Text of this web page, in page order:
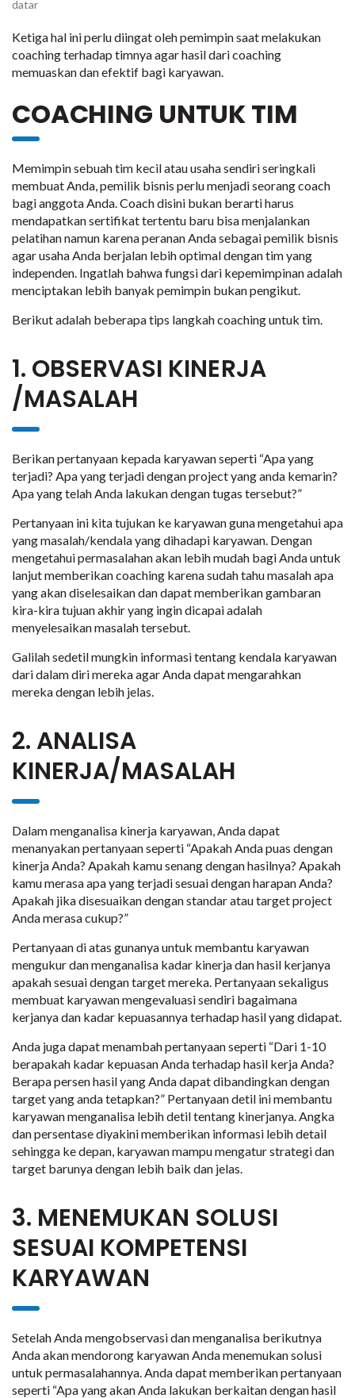
datar
Ketiga hal ini perlu diingat oleh pemimpin saat melakukan
coaching terhadap timnya agar hasil dari coaching
memuaskan dan efektif bagi karyawan.
COACHING UNTUK TIM
Memimpin sebuah tim kecil atau usaha sendiri seringkali
membuat Anda, pemilik bisnis perlu menjadi seorang coach
bagi anggota Anda. Coach disini bukan berarti harus
mendapatkan sertifikat tertentu baru bisa menjalankan
pelatihan namun karena peranan Anda sebagai pemilik bisnis
agar usaha Anda berjalan lebih optimal dengan tim yang
independen. Ingatlah bahwa fungsi dari kepemimpinan adalah
menciptakan lebih banyak pemimpin bukan pengikut.
Berikut adalah beberapa tips langkah coaching untuk tim.
1. OBSERVASI KINERJA
/MASALAH
Berikan pertanyaan kepada karyawan seperti “Apa yang
terjadi? Apa yang terjadi dengan project yang anda kemarin?
Apa yang telah Anda lakukan dengan tugas tersebut?”
Pertanyaan ini kita tujukan ke karyawan guna mengetahui apa
yang masalah/kendala yang dihadapi karyawan. Dengan
mengetahui permasalahan akan lebih mudah bagi Anda untuk
lanjut memberikan coaching karena sudah tahu masalah apa
yang akan diselesaikan dan dapat memberikan gambaran
kira-kira tujuan akhir yang ingin dicapai adalah
menyelesaikan masalah tersebut.
Galilah sedetil mungkin informasi tentang kendala karyawan
dari dalam diri mereka agar Anda dapat mengarahkan
mereka dengan lebih jelas.
2. ANALISA
KINERJA/MASALAH
Dalam menganalisa kinerja karyawan, Anda dapat
menanyakan pertanyaan seperti “Apakah Anda puas dengan
kinerja Anda? Apakah kamu senang dengan hasilnya? Apakah
kamu merasa apa yang terjadi sesuai dengan harapan Anda?
Apakah jika disesuaikan dengan standar atau target project
Anda merasa cukup?”
Pertanyaan di atas gunanya untuk membantu karyawan
mengukur dan menganalisa kadar kinerja dan hasil kerjanya
apakah sesuai dengan target mereka. Pertanyaan sekaligus
membuat karyawan mengevaluasi sendiri bagaimana
kerjanya dan kadar kepuasannya terhadap hasil yang didapat.
Anda juga dapat menambah pertanyaan seperti “Dari 1-10
berapakah kadar kepuasan Anda terhadap hasil kerja Anda?
Berapa persen hasil yang Anda dapat dibandingkan dengan
target yang anda tetapkan?” Pertanyaan detil ini membantu
karyawan menganalisa lebih detil tentang kinerjanya. Angka
dan persentase diyakini memberikan informasi lebih detail
sehingga ke depan, karyawan mampu mengatur strategi dan
target barunya dengan lebih baik dan jelas.
3. MENEMUKAN SOLUSI
SESUAI KOMPETENSI
KARYAWAN
Setelah Anda mengobservasi dan menganalisa berikutnya
Anda akan mendorong karyawan Anda menemukan solusi
untuk permasalahannya. Anda dapat memberikan pertanyaan
seperti “Apa yang akan Anda lakukan berkaitan dengan hasil